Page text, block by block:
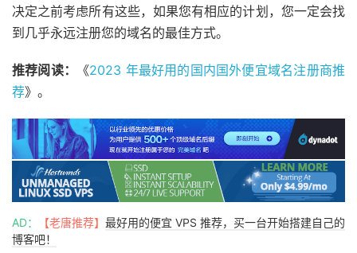
决定之前考虑所有这些，如果您有相应的计划，您一定会找
到几乎永远注册您的域名的最佳方式。
推荐阅读： 《2023 年最好用的国内国外便宜域名注册商推
荐》。
AD： 【老唐推荐】 最好用的便宜 VPS 推荐，买一台开始搭建自己的
博客吧！